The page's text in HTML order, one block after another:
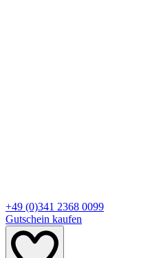
+49 (0)341 2368 0099
Gutschein kaufen